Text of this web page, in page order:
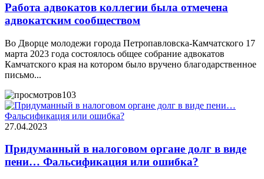
Работа адвокатов коллегии была отмечена
адвокатским сообществом
Во Дворце молодежи города Петропавловска-Камчатского 17
марта 2023 года состоялось общее собрание адвокатов
Камчатского края на котором было вручено благодарственное
письмо...
103
27.04.2023
Придуманный в налоговом органе долг в виде
пени… Фальсификация или ошибка?